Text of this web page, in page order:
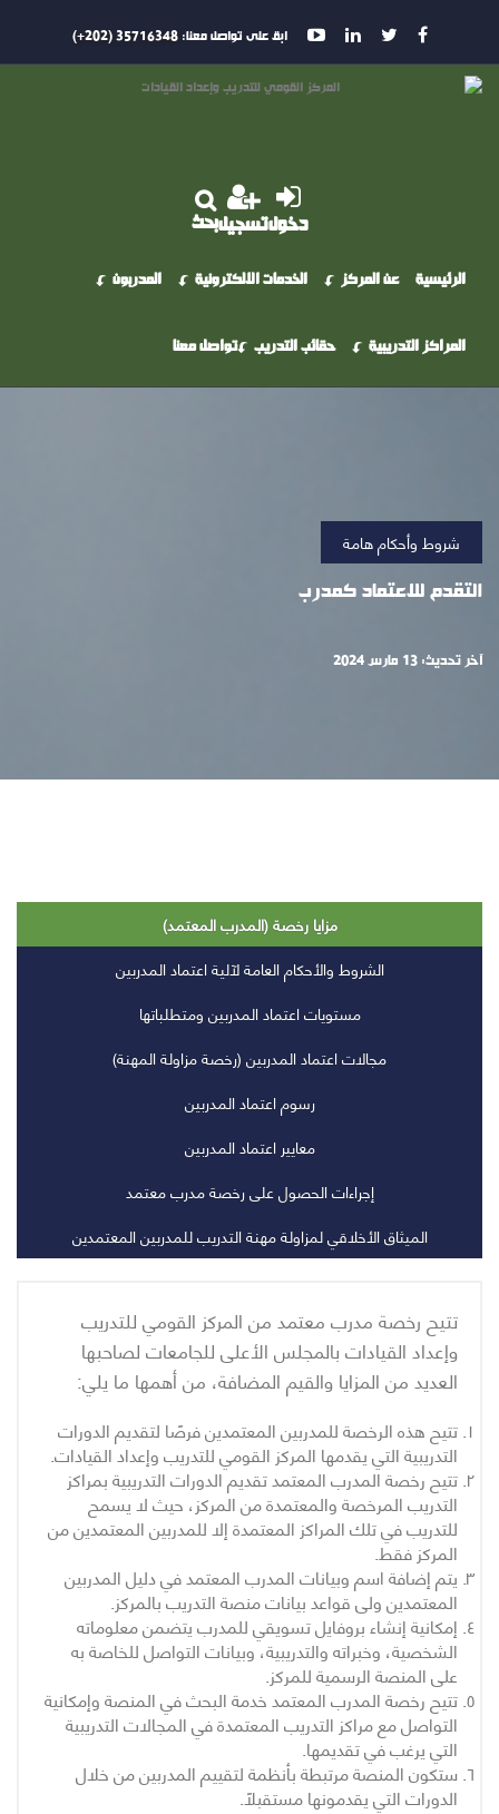
ابق على تواصل معنا:35716348 (202+)
دخولتسجيلبحث
الرئيسية عن المركز الخدمات الالكترونية المدربون
المراكز التدريبية حقائب التدريب تواصل معنا
شروط وأحكام هامة
التقدم للاعتماد كمدرب
آخر تحديث: 13 مارس 2024
مزايا رخصة (المدرب المعتمد)
الشروط والأحكام العامة لآلية اعتماد المدربين
مستويات اعتماد المدربين ومتطلباتها
مجالات اعتماد المدربين (رخصة مزاولة المهنة)
رسوم اعتماد المدربين
معايير اعتماد المدربين
إجراءات الحصول على رخصة مدرب معتمد
الميثاق الأخلاقي لمزاولة مهنة التدريب للمدربين المعتمدين
تتيح رخصة مدرب معتمد من المركز القومي للتدريب
وإعداد القيادات بالمجلس الأعلى للجامعات لصاحبها
العديد من المزايا والقيم المضافة، من أهمها ما يلي:
تتيح هذه الرخصة للمدربين المعتمدين فرصًا لتقديم الدورات
التدريبية التي يقدمها المركز القومي للتدريب وإعداد القيادات.
تتيح رخصة المدرب المعتمد تقديم الدورات التدريبية بمراكز
التدريب المرخصة والمعتمدة من المركز، حيث لا يسمح
للتدريب في تلك المراكز المعتمدة إلا للمدربين المعتمدين من
المركز فقط.
يتم إضافة اسم وبيانات المدرب المعتمد في دليل المدربين
المعتمدين ولى قواعد بيانات منصة التدريب بالمركز.
إمكانية إنشاء بروفايل تسويقي للمدرب يتضمن معلوماته
الشخصية، وخبراته والتدريبية، وبيانات التواصل للخاصة به
على المنصة الرسمية للمركز.
تتيح رخصة المدرب المعتمد خدمة البحث في المنصة وإمكانية
التواصل مع مراكز التدريب المعتمدة في المجالات التدريبية
التي يرغب في تقديمها.
ستكون المنصة مرتبطة بأنظمة لتقييم المدربين من خلال
الدورات التي يقدمونها مستقبلاً.